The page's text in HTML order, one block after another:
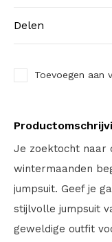
Delen
Toevoegen aan
Je zoektocht naar
wintermaanden
jumpsuit. Geef je
stijlvolle jumpsuit
geweldige outfit